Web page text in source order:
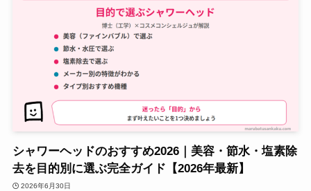
シャワーヘッドのおすすめ2026｜美容・節水・塩素除
去を目的別に選ぶ完全ガイド【2026年最新】
2026年6月30日